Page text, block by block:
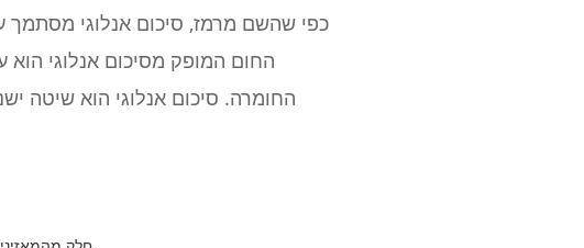
כפי שהשם מרמז, סיכום אנלוגי מסתמך
החום המופק מסיכום אנלוגי הוא
החומרה. סיכום אנלוגי הוא שיטה